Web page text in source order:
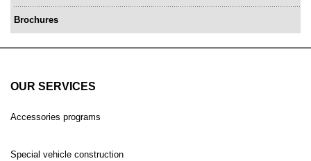
Brochures
OUR SERVICES
Accessories programs
Special vehicle construction